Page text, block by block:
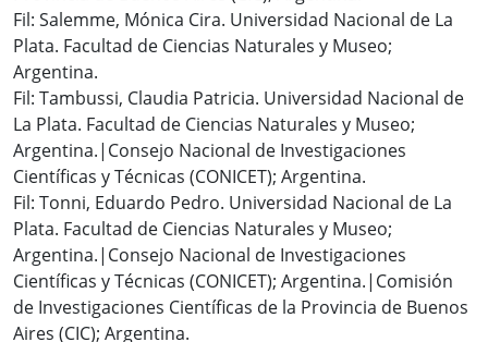
Fil: Salemme, Mónica Cira. Universidad Nacional de La
Plata. Facultad de Ciencias Naturales y Museo;
Argentina.
Fil: Tambussi, Claudia Patricia. Universidad Nacional de
La Plata. Facultad de Ciencias Naturales y Museo;
Argentina.|Consejo Nacional de Investigaciones
Científicas y Técnicas (CONICET); Argentina.
Fil: Tonni, Eduardo Pedro. Universidad Nacional de La
Plata. Facultad de Ciencias Naturales y Museo;
Argentina.|Consejo Nacional de Investigaciones
Científicas y Técnicas (CONICET); Argentina.|Comisión
de Investigaciones Científicas de la Provincia de Buenos
Aires (CIC); Argentina.